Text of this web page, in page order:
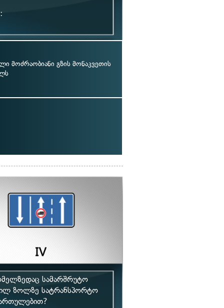
მოძრაობიანი გზის მონაკვეთის
სამარშრუტო
ზოლზე სატრანსპორტო